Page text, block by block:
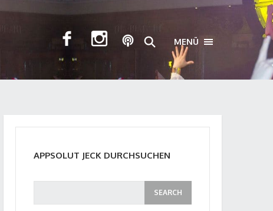
MENÜ TOGGLE
APPSOLUT JECK DURCHSUCHEN